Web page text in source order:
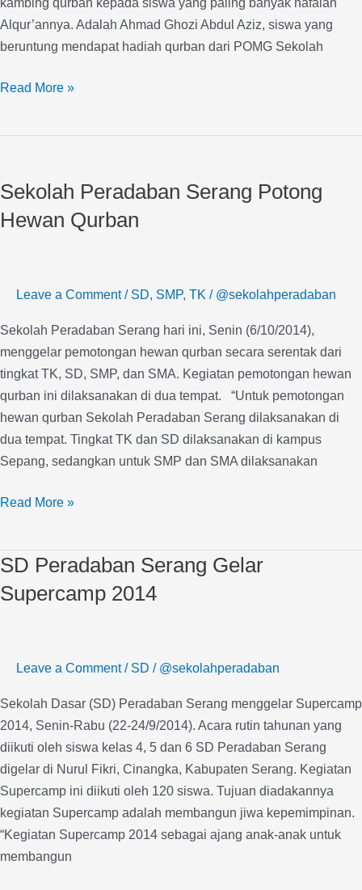
kambing qurban kepada siswa yang paling banyak hafalan
Alqur’annya. Adalah Ahmad Ghozi Abdul Aziz, siswa yang
beruntung mendapat hadiah qurban dari POMG Sekolah
Read More »
Sekolah Peradaban Serang Potong
Hewan Qurban
Leave a Comment / SD, SMP, TK / @sekolahperadaban
Sekolah Peradaban Serang hari ini, Senin (6/10/2014),
menggelar pemotongan hewan qurban secara serentak dari
tingkat TK, SD, SMP, dan SMA. Kegiatan pemotongan hewan
qurban ini dilaksanakan di dua tempat. “Untuk pemotongan
hewan qurban Sekolah Peradaban Serang dilaksanakan di
dua tempat. Tingkat TK dan SD dilaksanakan di kampus
Sepang, sedangkan untuk SMP dan SMA dilaksanakan
Serang
Potong
Read More »
SD Peradaban Serang Gelar
Supercamp 2014
Leave a Comment / SD / @sekolahperadaban
Sekolah Dasar (SD) Peradaban Serang menggelar Supercamp
2014, Senin-Rabu (22-24/9/2014). Acara rutin tahunan yang
diikuti oleh siswa kelas 4, 5 dan 6 SD Peradaban Serang
digelar di Nurul Fikri, Cinangka, Kabupaten Serang. Kegiatan
Supercamp ini diikuti oleh 120 siswa. Tujuan diadakannya
kegiatan Supercamp adalah membangun jiwa kepemimpinan.
“Kegiatan Supercamp 2014 sebagai ajang anak-anak untuk
membangun
SD
Serang
2014